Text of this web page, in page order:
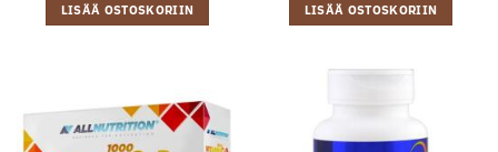
LISÄÄ OSTOSKORIIN LISÄÄ OSTOSKORIIN